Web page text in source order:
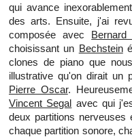
qui avance
des arts. Ensuite, j'ai
composée avec Bernard
choisissant un Bechstein
clones de piano que
illustrative qu'on dirait un
Pierre Oscar.
Vincent Segal avec qui
deux partitions nerveuses
chaque partition sonore,